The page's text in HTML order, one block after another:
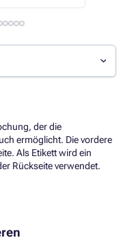
der die
ermöglicht. Die vordere
Als Etikett wird ein
Rückseite verwendet.